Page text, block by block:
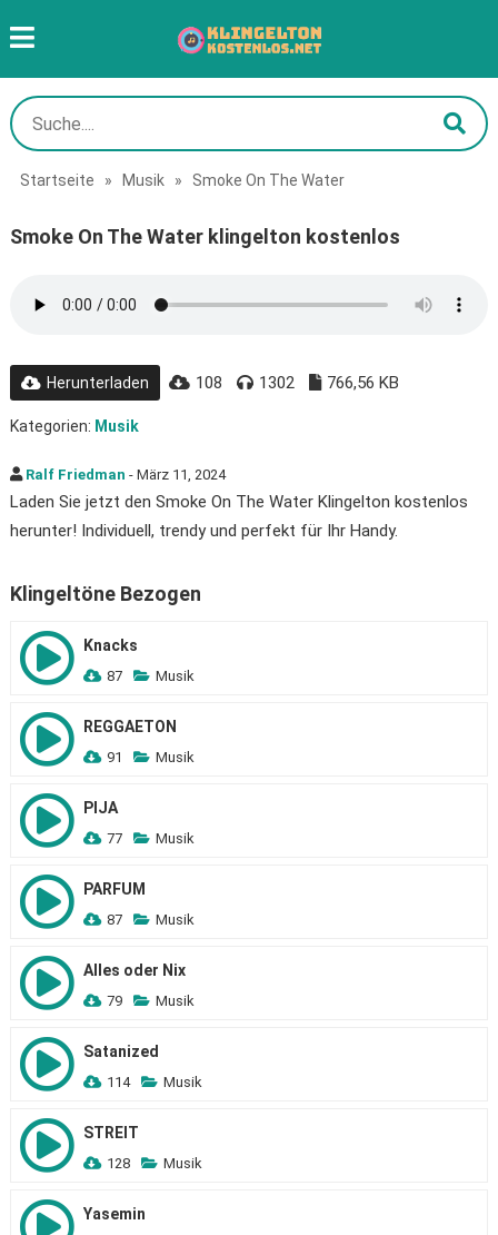
Startseite » Musik » Smoke On The Water
Smoke On The Water klingelton kostenlos
Herunterladen 108 1302 766,56 KB
Kategorien: Musik
Ralf Friedman - März 11, 2024
Laden Sie jetzt den Smoke On The Water Klingelton kostenlos
herunter! Individuell, trendy und perfekt für Ihr Handy.
Klingeltöne Bezogen
Knacks
87 Musik
REGGAETON
91 Musik
PIJA
77 Musik
PARFUM
87 Musik
Alles oder Nix
79 Musik
Satanized
114 Musik
STREIT
128 Musik
Yasemin